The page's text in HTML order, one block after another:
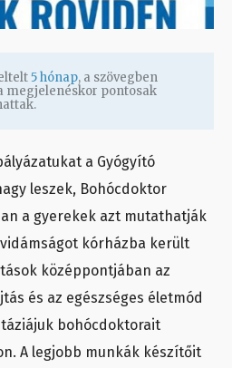
5 hónap, a szövegben
megjelenéskor pontosak
a Gyógyító
leszek, Bohócdoktor
a gyerekek azt mutathatják
kórházba került
középpontjában az
és az egészséges életmód
bohócdoktorait
A legjobb munkák készítőit